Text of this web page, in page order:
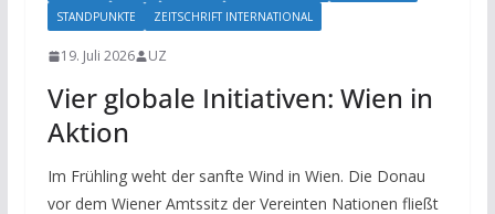
STANDPUNKTE
ZEITSCHRIFT INTERNATIONAL
19. Juli 2026 UZ
Vier globale Initiativen: Wien in
Aktion
Im Frühling weht der sanfte Wind in Wien. Die Donau
vor dem Wiener Amtssitz der Vereinten Nationen fließt